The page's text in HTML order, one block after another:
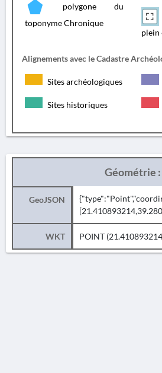
polygone du
toponyme Chronique
plein
Alignements avec le Cadastre
Sites archéologiques
Sites historiques
Géométrie :
GeoJSON
WKT POINT